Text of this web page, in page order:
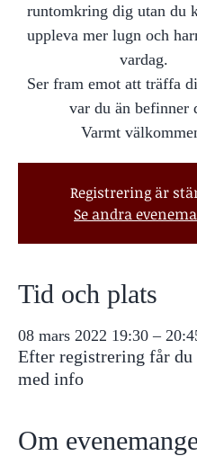
runtomkring dig utan du
uppleva mer lugn och
vardag.
Ser fram emot att träffa
var du än befinner
Varmt
Registrering är
Se andra
Tid och plats
08 mars 2022 19:30 –
Efter registrering får du
med info
Om